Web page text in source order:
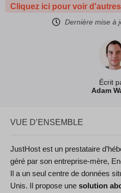
Écrit
Adam
Cliquez ici pour voir
Dernière mise à
VUE D’ENSEMBLE
JustHost est un prestataire
géré par son entreprise-mère,
Il a un seul centre de données
Unis. Il propose une solution